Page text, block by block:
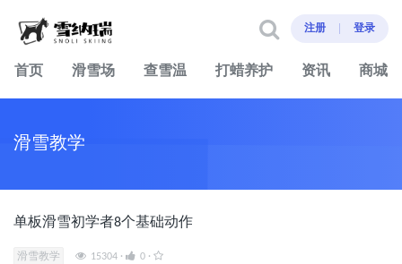
注册 登录
首页 滑雪场 查雪温 打蜡养护 资讯 商城
滑雪教学
单板滑雪初学者8个基础动作
滑雪教学 15304 · 0 ·